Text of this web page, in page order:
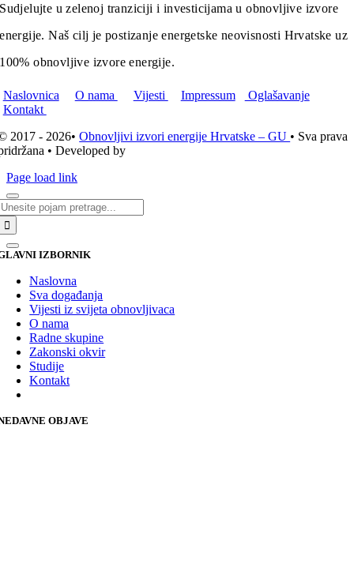
Sudjelujte u zelenoj tranziciji i investicijama u obnovljive izvore
energije. Naš cilj je postizanje energetske neovisnosti Hrvatske uz
100% obnovljive izvore energije.
Naslovnica O nama Vijesti Impressum
Oglašavanje
Kontakt
2017 - 2026•Obnovljivi izvori energije Hrvatske – GU • Sva prava
• Developed by
Page load link
IZBORNIK
Naslovna
Sva događanja
Vijesti iz svijeta obnovljivaca
O nama
Radne skupine
Zakonski okvir
Studije
Kontakt
OBJAVE